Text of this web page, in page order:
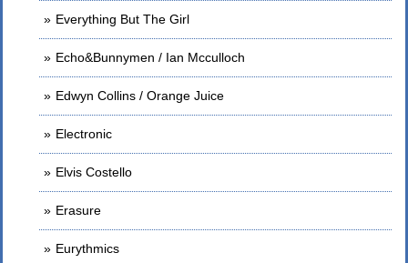
Everything But The Girl
Echo&Bunnymen / Ian Mcculloch
Edwyn Collins / Orange Juice
Electronic
Elvis Costello
Erasure
Eurythmics